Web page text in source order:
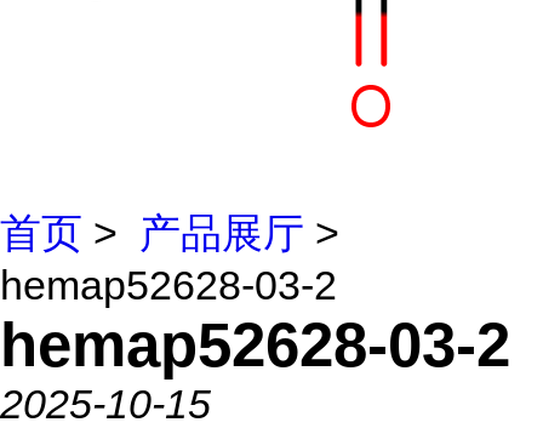
首页 > 产品展厅 >
hemap52628-03-2
hemap52628-03-2
2025-10-15